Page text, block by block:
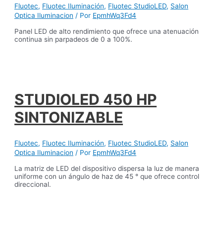
Fluotec, Fluotec Iluminación, Fluotec StudioLED, Salon
Optica Iluminacion / Por EpmhWq3Fd4
Panel LED de alto rendimiento que ofrece una atenuación
continua sin parpadeos de 0 a 100%.
STUDIOLED 450 HP
SINTONIZABLE
Fluotec, Fluotec Iluminación, Fluotec StudioLED, Salon
Optica Iluminacion / Por EpmhWq3Fd4
La matriz de LED del dispositivo dispersa la luz de manera
uniforme con un ángulo de haz de 45 ° que ofrece control
direccional.